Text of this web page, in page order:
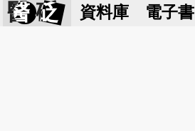
醫 砭 資料庫 電子書